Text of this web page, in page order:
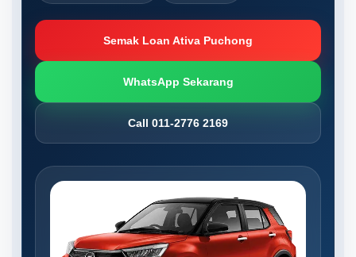
Semak Loan Ativa Puchong
WhatsApp Sekarang
Call 011-2776 2169